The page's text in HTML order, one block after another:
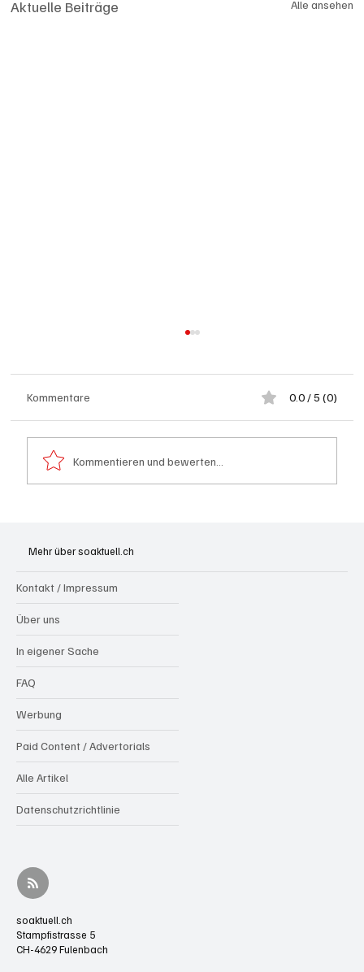
Aktuelle Beiträge Alle ansehen
Kommentare 0.0 / 5 (0)
Kommentieren und bewerten...
Mehr über soaktuell.ch
Kontakt / Impressum
Über uns
In eigener Sache
FAQ
Werbung
Paid Content / Advertorials
Alle Artikel
Datenschutzrichtlinie
soaktuell.ch
Stampfistrasse 5
CH-4629 Fulenbach